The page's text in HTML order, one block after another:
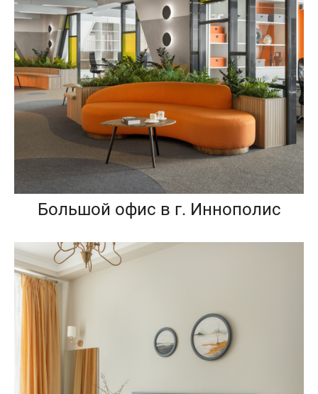
Большой офис в г. Иннополис